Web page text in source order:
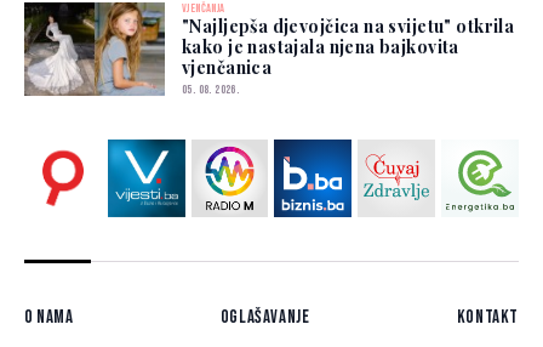
VJENČANJA
"Najljepša djevojčica na svijetu" otkrila
kako je nastajala njena bajkovita
vjenčanica
05. 08. 2026.
O nama Oglašavanje Kontakt